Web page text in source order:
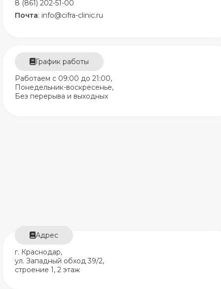
8 (861) 202-51-00
Почта: info@cifra-clinic.ru
График работы
Работаем с 09:00 до 21:00,
Понедельник-воскресенье,
Без перерыва и выходных
Адрес
г. Краснодар,
ул. Западный обход 39/2,
строение 1, 2 этаж